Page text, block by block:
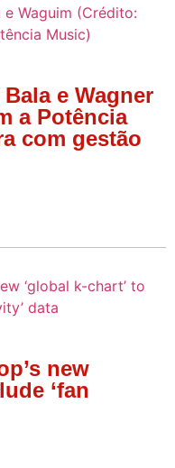
e Wagner
a Potência
com gestão
new
‘fan